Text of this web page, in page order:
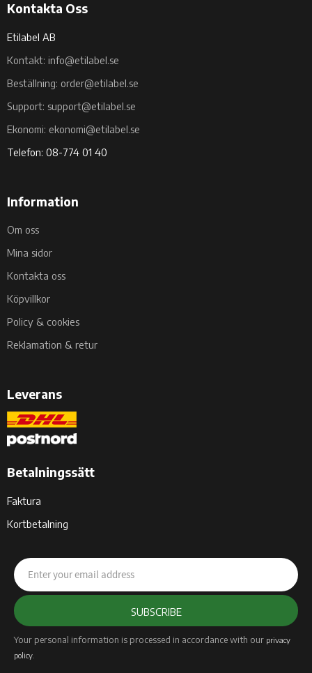
Kontakta Oss
Etilabel AB
Kontakt: info@etilabel.se
Beställning: order@etilabel.se
Support: support@etilabel.se
Ekonomi: ekonomi@etilabel.se
Telefon: 08-774 01 40
Information
Om oss
Mina sidor
Kontakta oss
Köpvillkor
Policy & cookies
Reklamation & retur
Leverans
Betalningssätt
Faktura
Kortbetalning
SUBSCRIBE
Your personal information is processed in accordance with our privacy
policy